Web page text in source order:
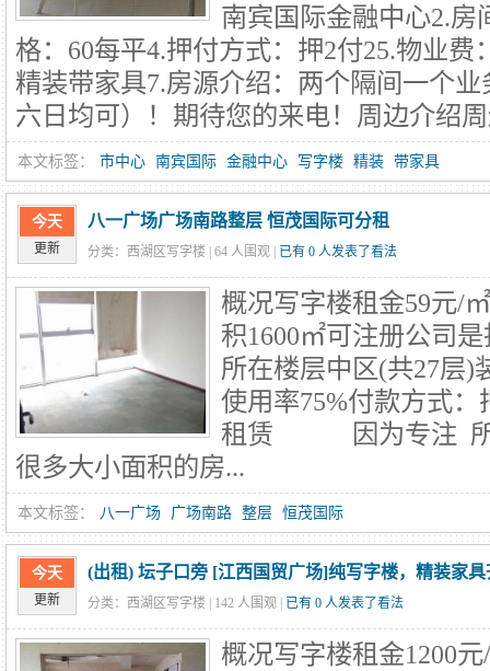
南宾国际金融中心2.房
格：60每平4.押付方式：押2付25.物业费
精装带家具7.房源介绍：两个隔间一个
六日均可）！期待您的来电！周边介绍
本文标签： 市中心 南宾国际 金融中心 写字楼 精装 带家具
今天
更新
八一广场广场南路整层 恒茂国际可分租
分类：西湖区写字楼 | 64 人围观 | 已有 0 人发表了看法
概况写字楼租金59元/
积1600㎡可注册公司
所在楼层中区(共27层)
使用率75%付款方式
租赁 因为专注 所
很多大小面积的房...
本文标签： 八一广场 广场南路 整层 恒茂国际
今天
更新
(出租) 坛子口旁 [江西国贸广场]纯写字楼，精装家具
分类：西湖区写字楼 | 142 人围观 | 已有 0 人发表了看法
概况写字楼租金1200